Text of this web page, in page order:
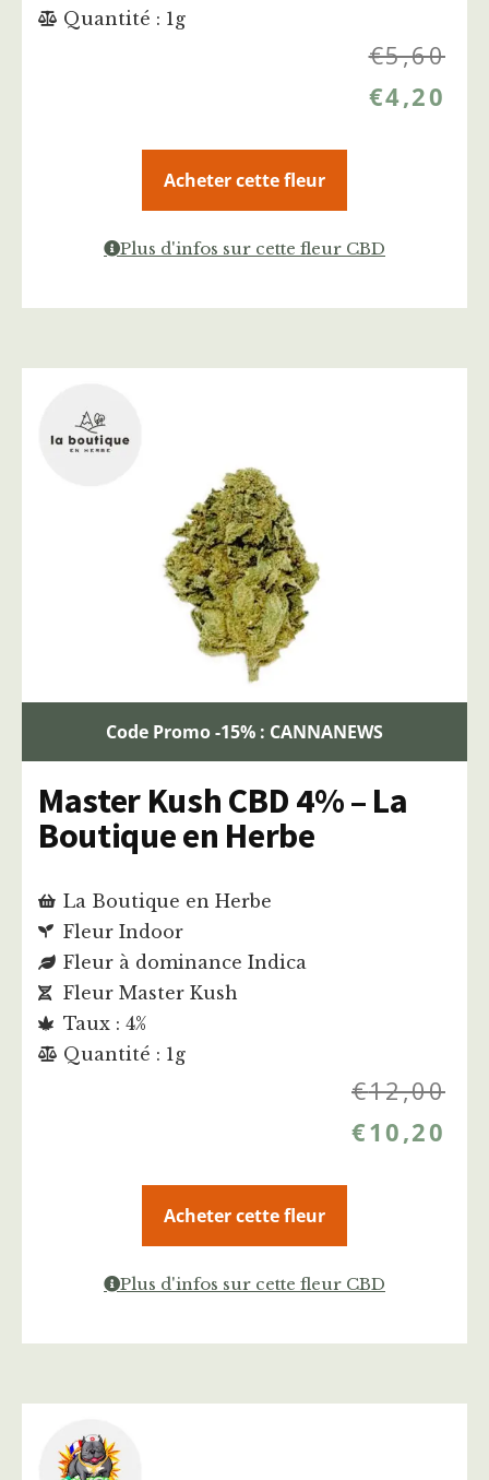
Quantité : 1g
€5,60
€4,20
Acheter cette fleur
Plus d'infos sur cette fleur CBD
Code Promo -15% : CANNANEWS
Master Kush CBD 4% – La
Boutique en Herbe
La Boutique en Herbe
Fleur Indoor
Fleur à dominance Indica
Fleur Master Kush
Taux : 4%
Quantité : 1g
€12,00
€10,20
Acheter cette fleur
Plus d'infos sur cette fleur CBD